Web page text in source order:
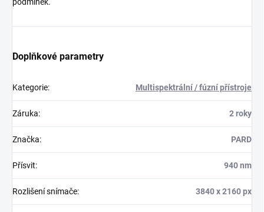
podmínek.
Doplňkové parametry
Kategorie: Multispektrální / fúzní přístroje
Záruka: 2 roky
Značka: PARD
Přísvit: 940 nm
Rozlišení snímače: 3840 x 2160 px